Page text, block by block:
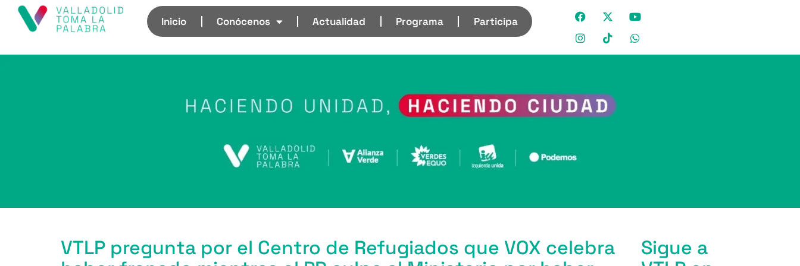
Inicio Conócenos Actualidad Programa Participa
VTLP pregunta por el Centro de Refugiados que VOX celebra
Sigue a